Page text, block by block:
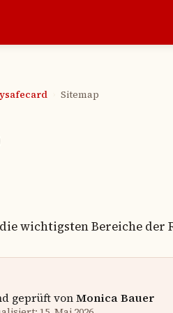
Sitemap
wichtigsten Bereiche
geprüft vonMonica Bauer